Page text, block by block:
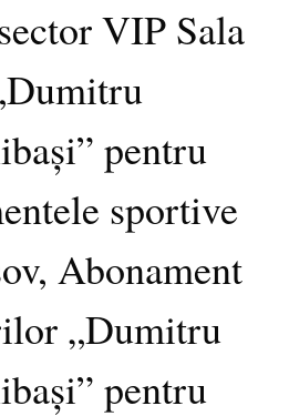
VIP Sala
pentru
sportive
Abonament
„Dumitru
pentru